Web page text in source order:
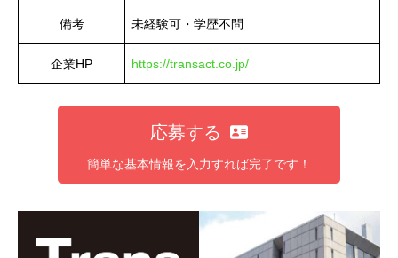
備考 未経験可・学歴不問
企業HP https://transact.co.jp/
応募する
簡単な基本情報を入力すれば完了です！